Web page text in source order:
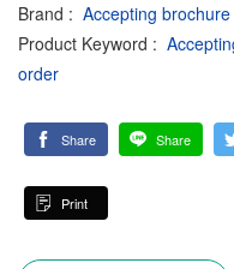
Brand : Accepting
Product Keyword :
order
Share Share
Print